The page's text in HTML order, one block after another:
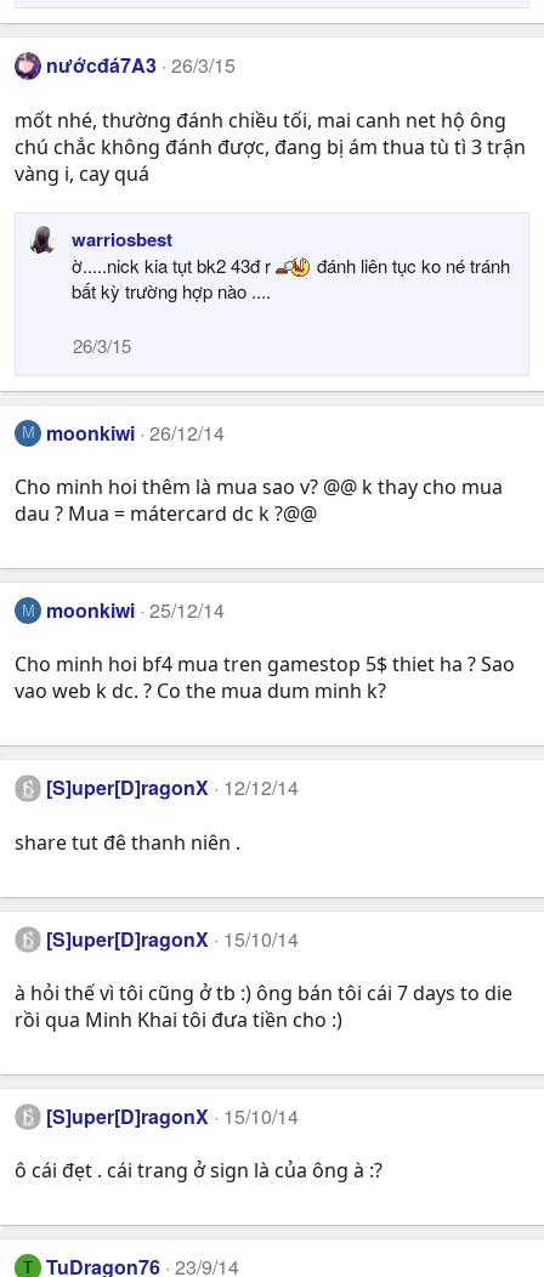
nướcđá7A3 26/3/15
mốt nhé, thường đánh chiều tối, mai canh net hộ ông
chú chắc không đánh được, đang bị ám thua tù tì 3 trận
vàng i, cay quá
warriosbest
ờ.....nick kia tụt bk2 43đ r
đánh liên tục ko né tránh
bất kỳ trường hợp nào ....
26/3/15
M moonkiwi 26/12/14
Cho minh hoi thêm là mua sao v? @@ k thay cho mua
dau ? Mua = mátercard dc k ?@@
M moonkiwi 25/12/14
Cho minh hoi bf4 mua tren gamestop 5$ thiet ha ? Sao
vao web k dc. ? Co the mua dum minh k?
[S]uper[D]ragonX 12/12/14
share tut đê thanh niên .
[S]uper[D]ragonX 15/10/14
à hỏi thế vì tôi cũng ở tb :) ông bán tôi cái 7 days to die
rồi qua Minh Khai tôi đưa tiền cho :)
[S]uper[D]ragonX 15/10/14
ô cái đẹt . cái trang ở sign là của ông à :?
T TuDragon76 23/9/14